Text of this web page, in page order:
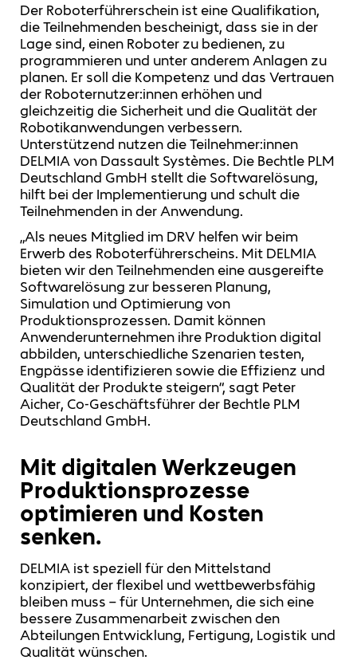
Der Roboterführerschein ist eine Qualifikation,
die Teilnehmenden bescheinigt, dass sie in der
Lage sind, einen Roboter zu bedienen, zu
programmieren und unter anderem Anlagen zu
planen. Er soll die Kompetenz und das Vertrauen
der Roboternutzer:innen erhöhen und
gleichzeitig die Sicherheit und die Qualität der
Robotikanwendungen verbessern.
Unterstützend nutzen die Teilnehmer:innen
DELMIA von Dassault Systèmes. Die Bechtle PLM
Deutschland GmbH stellt die Softwarelösung,
hilft bei der Implementierung und schult die
Teilnehmenden in der Anwendung.
„Als neues Mitglied im DRV helfen wir beim
Erwerb des Roboterführerscheins. Mit DELMIA
bieten wir den Teilnehmenden eine ausgereifte
Softwarelösung zur besseren Planung,
Simulation und Optimierung von
Produktionsprozessen. Damit können
Anwenderunternehmen ihre Produktion digital
abbilden, unterschiedliche Szenarien testen,
Engpässe identifizieren sowie die Effizienz und
Qualität der Produkte steigern“, sagt Peter
Aicher, Co-Geschäftsführer der Bechtle PLM
Deutschland GmbH.
Mit digitalen Werkzeugen
Produktionsprozesse
optimieren und Kosten
senken.
DELMIA ist speziell für den Mittelstand
konzipiert, der flexibel und wettbewerbsfähig
bleiben muss – für Unternehmen, die sich eine
bessere Zusammenarbeit zwischen den
Abteilungen Entwicklung, Fertigung, Logistik und
Qualität wünschen.